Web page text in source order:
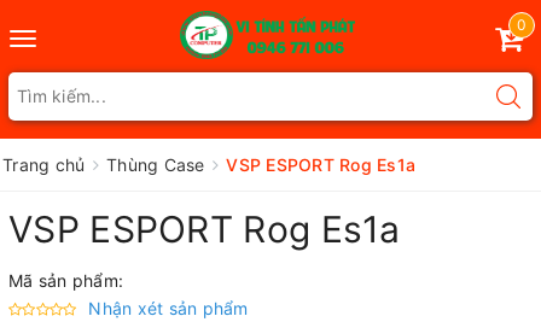
Toggle
navigation
0
Trang chủ Thùng Case VSP ESPORT Rog Es1a
VSP ESPORT Rog Es1a
Mã sản phẩm:
Nhận xét sản phẩm